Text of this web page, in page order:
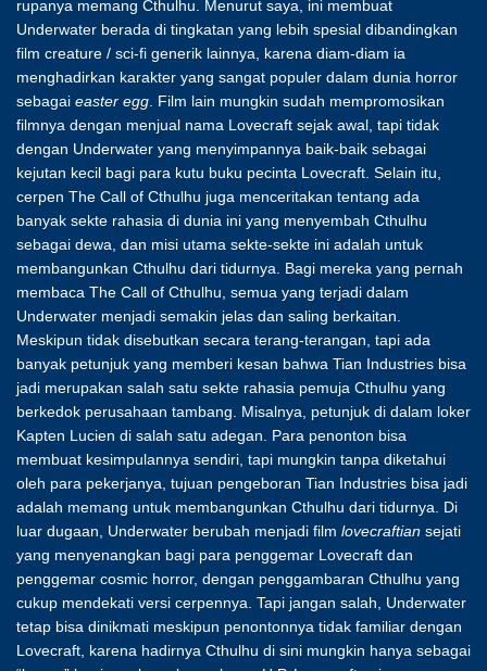
rupanya memang Cthulhu. Menurut saya, ini membuat
Underwater berada di tingkatan yang lebih spesial dibandingkan
film creature / sci-fi generik lainnya, karena diam-diam ia
menghadirkan karakter yang sangat populer dalam dunia horror
sebagai easter egg . Film lain mungkin sudah mempromosikan
filmnya dengan menjual nama Lovecraft sejak awal, tapi tidak
dengan Underwater yang menyimpannya baik-baik sebagai
kejutan kecil bagi para kutu buku pecinta Lovecraft. Selain itu,
cerpen The Call of Cthulhu juga menceritakan tentang ada
banyak sekte rahasia di dunia ini yang menyembah Cthulhu
sebagai dewa, dan misi utama sekte-sekte ini adalah untuk
membangunkan Cthulhu dari tidurnya. Bagi mereka yang pernah
membaca The Call of Cthulhu, semua yang terjadi dalam
Underwater menjadi semakin jelas dan saling berkaitan.
Meskipun tidak disebutkan secara terang-terangan, tapi ada
banyak petunjuk yang memberi kesan bahwa Tian Industries bisa
jadi merupakan salah satu sekte rahasia pemuja Cthulhu yang
berkedok perusahaan tambang. Misalnya, petunjuk di dalam loker
Kapten Lucien di salah satu adegan. Para penonton bisa
membuat kesimpulannya sendiri, tapi mungkin tanpa diketahui
oleh para pekerjanya, tujuan pengeboran Tian Industries bisa jadi
adalah memang untuk membangunkan Cthulhu dari tidurnya. Di
luar dugaan, Underwater berubah menjadi film lovecraftian sejati
yang menyenangkan bagi para penggemar Lovecraft dan
penggemar cosmic horror, dengan penggambaran Cthulhu yang
cukup mendekati versi cerpennya. Tapi jangan salah, Underwater
tetap bisa dinikmati meskipun penontonnya tidak familiar dengan
Lovecraft, karena hadirnya Cthulhu di sini mungkin hanya sebagai